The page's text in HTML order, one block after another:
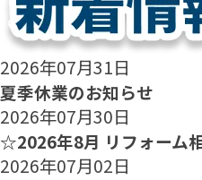
2026年07月31日
夏季休業のお知らせ
2026年07月30日
☆2026年8月 リフォーム
2026年07月02日